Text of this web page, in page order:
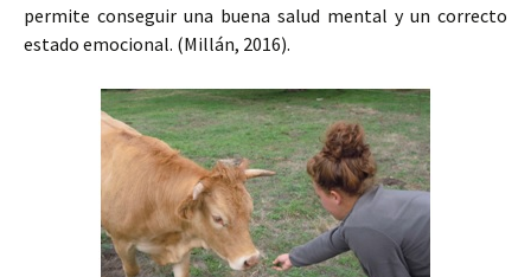
permite conseguir una buena salud mental y un correcto
estado emocional. (Millán, 2016).